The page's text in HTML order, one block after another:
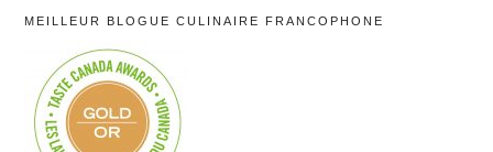
MEILLEUR BLOGUE CULINAIRE FRANCOPHONE